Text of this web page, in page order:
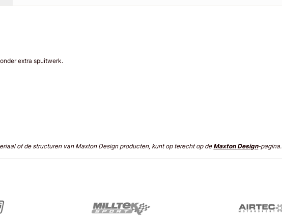
extra spuitwerk.
of de structuren van Maxton Design producten, kunt op terecht op deMaxton Design-pagina.